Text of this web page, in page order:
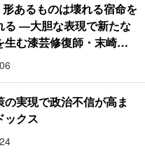
あるものは壊れる宿命を
る ―大胆な表現で新たな
生む漆芸修復師・末崎広
の実現で政治不信が高ま
ックス